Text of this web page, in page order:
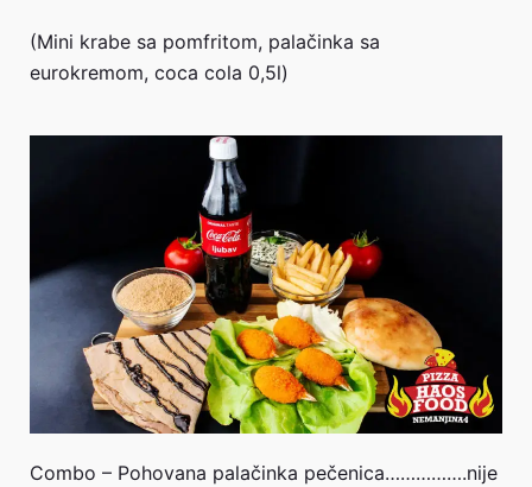
(Mini krabe sa pomfritom, palačinka sa
eurokremom, coca cola 0,5l)
Combo – Pohovana palačinka pečenica…………….nije